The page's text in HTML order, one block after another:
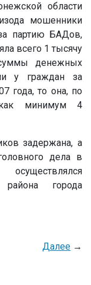
области
мошенники
партию БАДов,
всего 1 тысячу
денежных
у граждан за
года, то она, по
как минимум 4
задержана, а
дела в
района города
Далее →